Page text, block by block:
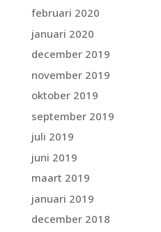
februari 2020
januari 2020
december 2019
november 2019
oktober 2019
september 2019
juli 2019
juni 2019
maart 2019
januari 2019
december 2018